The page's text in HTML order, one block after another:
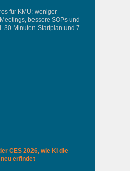
für KMU: weniger
bessere SOPs und
30-Minuten-Startplan und 7-
CES 2026, wie KI die
erfindet